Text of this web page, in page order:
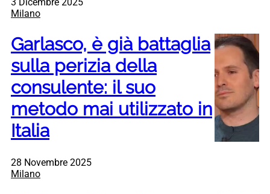
Milano
Garlasco, è già battaglia
sulla perizia della
consulente: il suo
metodo mai utilizzato in
Italia
28 Novembre 2025
Milano